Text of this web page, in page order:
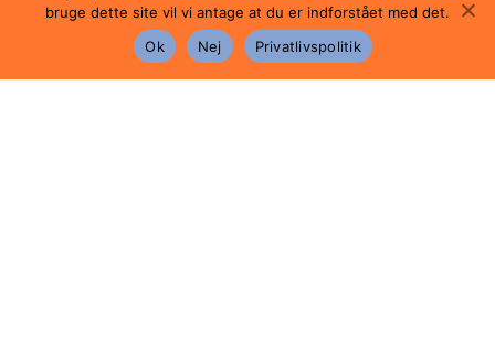
Under det mediemæssige stofområde gennemgås forskellige
udtryksformer i såvel trykte som elektroniske medier, herunder
nyhedstekster, dokumentartekster, fiktionstekster, visuelle
udtryksformer samt et værk i form af et større afrundet
bruge dette site vil vi antage at du er indforstået med det.
Ok
Nej Privatlivspolitik